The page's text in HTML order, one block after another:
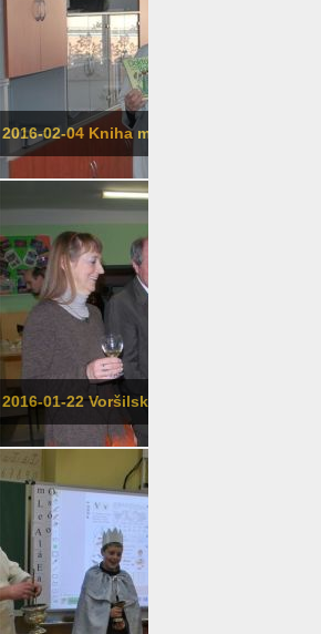
rej masek
2016-02-04 Kniha mého dětství
v 1. třídě
2016-01-22 Voršilský ples